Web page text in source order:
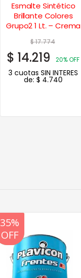
Esmalte Sintético
Brillante Colores
Grupo2 1 Lt. – Crema
$17.774
$ 14.219 20% OFF
3 cuotas SIN INTERES
de:$ 4.740
20%
OFF